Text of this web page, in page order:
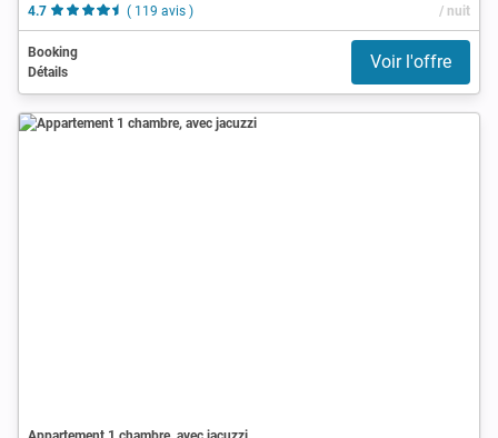
4.7
( 119 avis ) / nuit
Booking
Détails
Voir l'offre